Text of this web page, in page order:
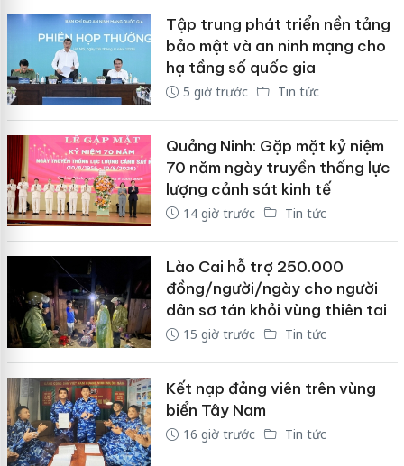
Tập trung phát triển nền tảng
bảo mật và an ninh mạng cho
hạ tầng số quốc gia
5 giờ trước Tin tức
Quảng Ninh: Gặp mặt kỷ niệm
70 năm ngày truyền thống lực
lượng cảnh sát kinh tế
14 giờ trước Tin tức
Lào Cai hỗ trợ 250.000
đồng/người/ngày cho người
dân sơ tán khỏi vùng thiên tai
15 giờ trước Tin tức
Kết nạp đảng viên trên vùng
biển Tây Nam
16 giờ trước Tin tức